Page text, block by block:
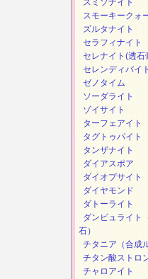
スミソナイト
スモーキークォ
ズルタナイト
セラフィナイト
セレナイト(透石
セレンディバイト
ゼノタイム
ソーダライト
ゾイサイト
ターフェアイト
タグトゥパイト
タンザナイト
ダイアスポア
ダイオプサイト
ダイヤモンド
ダトーライト
ダンビュライト
石）
チタニア（合成
チタン酸ストロ
チャロアイト